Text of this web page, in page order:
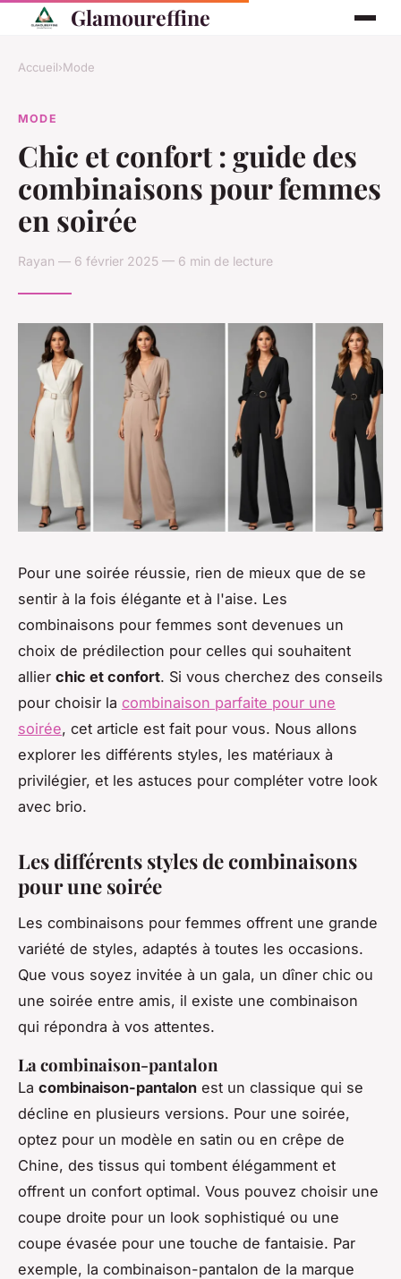
Glamoureffine
Accueil›Mode
MODE
Chic et confort : guide des
combinaisons pour femmes
en soirée
Rayan — 6 février 2025 — 6 min de lecture
Pour une soirée réussie, rien de mieux que de se
sentir à la fois élégante et à l'aise. Les
combinaisons pour femmes sont devenues un
choix de prédilection pour celles qui souhaitent
allier chic et confort. Si vous cherchez des conseils
pour choisir la combinaison parfaite pour une
soirée, cet article est fait pour vous. Nous allons
explorer les différents styles, les matériaux à
privilégier, et les astuces pour compléter votre look
avec brio.
Les différents styles de combinaisons
pour une soirée
Les combinaisons pour femmes offrent une grande
variété de styles, adaptés à toutes les occasions.
Que vous soyez invitée à un gala, un dîner chic ou
une soirée entre amis, il existe une combinaison
qui répondra à vos attentes.
La combinaison-pantalon
La combinaison-pantalon est un classique qui se
décline en plusieurs versions. Pour une soirée,
optez pour un modèle en satin ou en crêpe de
Chine, des tissus qui tombent élégamment et
offrent un confort optimal. Vous pouvez choisir une
coupe droite pour un look sophistiqué ou une
coupe évasée pour une touche de fantaisie. Par
exemple, la combinaison-pantalon de la marque